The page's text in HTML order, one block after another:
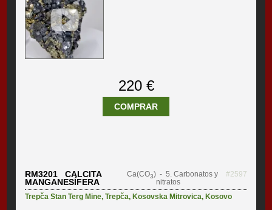
220 €
COMPRAR
RM3201 CALCITA
MANGANESÍFERA
Ca(CO3)- 5. Carbonatos y
nitratos
#2597
Trepča Stan Terg Mine,Trepča,Kosovska Mitrovica,Kosovo